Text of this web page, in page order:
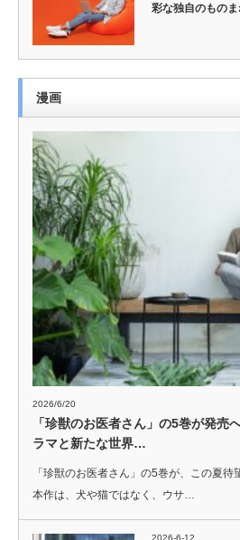
彩な独自のもの
漫画
2026/6/20
「珍獣のお医者さん」の5巻が発売
ラマと新たな世界…
「珍獣のお医者さん」の5巻が、この夏待
本作は、犬や猫ではなく、ウサ…
2026-6-12